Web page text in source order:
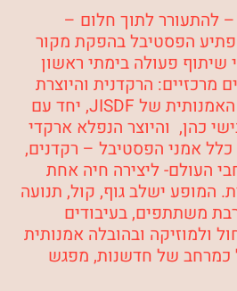
– להתעורר לתוך חלום –
מפתיע הפסטיבל בהפקת מקור
פעולה בימתי ראשון
מרכזיים: הרקדנית והיוצרת
– המנהלת האמנותית של JISDF, יחד עם
כהן, והיוצר הנפלא ארקדי
אמני הפסטיבל – רקדנים,
העולם- ליצירה חיה אחת
המופע ישלב גוף, קול, תנועה
משתתפים, בעיבודים
ולמוזיקה ובהובלה אמנותית
של חדשנות, מפגש